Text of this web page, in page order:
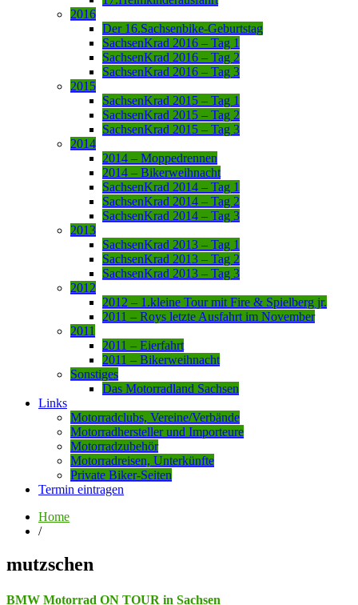
2016
Der 16.Sachsenbike-Geburtstag
SachsenKrad 2016 – Tag 1
SachsenKrad 2016 – Tag 2
SachsenKrad 2016 – Tag 3
2015
SachsenKrad 2015 – Tag 1
SachsenKrad 2015 – Tag 2
SachsenKrad 2015 – Tag 3
2014
2014 – Moppedrennen
2014 – Bikerweihnacht
SachsenKrad 2014 – Tag 1
SachsenKrad 2014 – Tag 2
SachsenKrad 2014 – Tag 3
2013
SachsenKrad 2013 – Tag 1
SachsenKrad 2013 – Tag 2
SachsenKrad 2013 – Tag 3
2012
2012 – 1.kleine Tour mit Fire & Spielberg jr.
2011 – Roys letzte Ausfahrt im November
2011
2011 – Eierfahrt
2011 – Bikerweihnacht
Sonstiges
Das Motorradland Sachsen
Links
Motorradclubs, Vereine/Verbände
Motorradhersteller und Importeure
Motorradzubehör
Motorradreisen, Unterkünfte
Private Biker-Seiten
Termin eintragen
Home
/
mutzschen
BMW Motorrad ON TOUR in Sachsen